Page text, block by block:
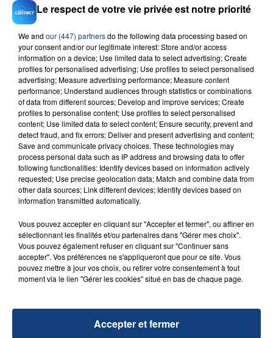
sur et
Genie In A Bottle
CHRISTINA AGUILERA
RADIO CONTACT
Le respect de votre vie privée est notre priorité
We and our (447) partnersdo the following data processing based on
your consent and/or our legitimate interest: Store and/or access
information on a device; Use limited data to select advertising; Create
profiles for personalised advertising; Use profiles to select personalised
advertising; Measure advertising performance; Measure content
performance; Understand audiences through statistics or combinations
of data from different sources; Develop and improve services; Create
profiles to personalise content; Use profiles to select personalised
content; Use limited data to select content; Ensure security, prevent and
detect fraud, and fix errors; Deliver and present advertising and content;
Save and communicate privacy choices. These technologies may
process personal data such as IP address and browsing data to offer
following functionalities: Identify devices based on information actively
requested; Use precise geolocation data; Match and combine data from
other data sources; Link different devices; Identify devices based on
information transmitted automatically.
Vous pouvez accepter en cliquant sur "Accepter et fermer", ou affiner en
sélectionnant les finalités et/ou partenaires dans "Gérer mes choix".
Vous pouvez également refuser en cliquant sur "Continuer sans
accepter". Vos préférences ne s'appliqueront que pour ce site. Vous
pouvez mettre à jour vos choix, ou retirer votre consentement à tout
moment via le lien "Gérer les cookies" situé en bas de chaque page.
Accepter et fermer